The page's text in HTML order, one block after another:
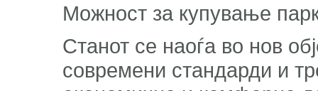
Можност за купување
Станот се наоѓа во нов
современи стандарди и